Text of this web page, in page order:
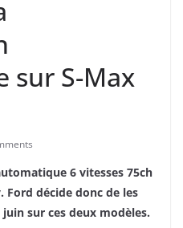
sur S-Max
6 vitesses 75ch
Ford décide donc de les
sur ces deux modèles.